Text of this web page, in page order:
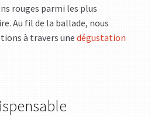
rouges parmi les plus
Au fil de la ballade, nous
à travers une dégustation